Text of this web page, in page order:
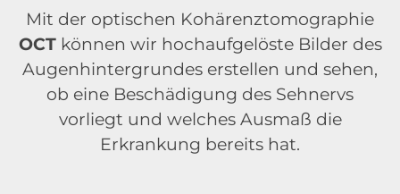
Mit der optischen Kohärenztomographie
OCTkönnen wir hochaufgelöste Bilder des
Augenhintergrundes erstellen und sehen,
ob eine Beschädigung des Sehnervs
vorliegt und welches Ausmaß die
Erkrankung bereits hat.